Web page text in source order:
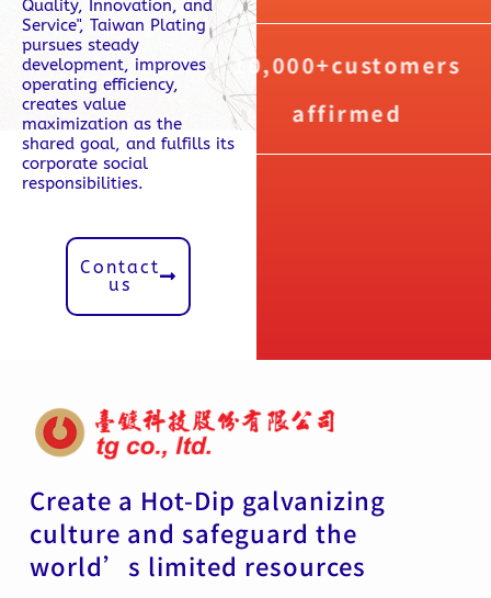
10,000+customers
affirmed
Quality, Innovation, and
Service", Taiwan Plating
pursues steady
development, improves
operating efficiency,
creates value
maximization as the
shared goal, and fulfills its
corporate social
responsibilities.
Contact
us
Create a Hot-Dip galvanizing
culture and safeguard the
world’s limited resources